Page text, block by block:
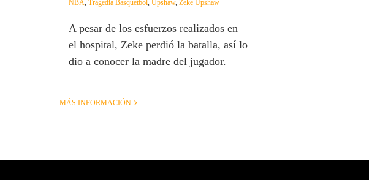
NBA, Tragedia Basquetbol, Upshaw, Zeke Upshaw
A pesar de los esfuerzos realizados en
el hospital, Zeke perdió la batalla, así lo
dio a conocer la madre del jugador.
MÁS INFORMACIÓN